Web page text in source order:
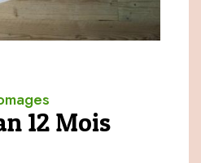
12 Mois